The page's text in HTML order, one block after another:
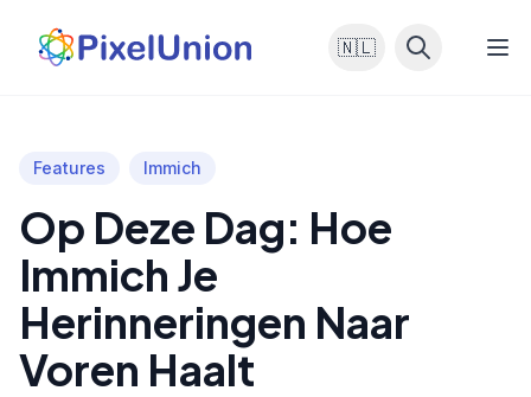
🇳🇱
Features Immich
Op Deze Dag: Hoe
Immich Je
Herinneringen Naar
Voren Haalt